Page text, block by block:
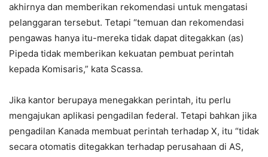
akhirnya dan memberikan rekomendasi untuk mengatasi
pelanggaran tersebut. Tetapi “temuan dan rekomendasi
pengawas hanya itu-mereka tidak dapat ditegakkan (as)
Pipeda tidak memberikan kekuatan pembuat perintah
kepada Komisaris,” kata Scassa.
Jika kantor berupaya menegakkan perintah, itu perlu
mengajukan aplikasi pengadilan federal. Tetapi bahkan jika
pengadilan Kanada membuat perintah terhadap X, itu “tidak
secara otomatis ditegakkan terhadap perusahaan di AS,